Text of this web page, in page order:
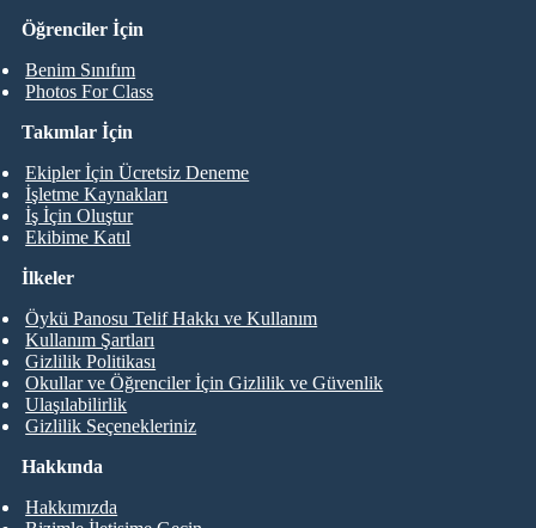
Öğrenciler İçin
Benim Sınıfım
Photos For Class
Takımlar İçin
Ekipler İçin Ücretsiz Deneme
İşletme Kaynakları
İş İçin Oluştur
Ekibime Katıl
Hakkında
Hakkımızda
İlkeler
Öykü Panosu Telif Hakkı ve Kullanım
Kullanım Şartları
Gizlilik Politikası
Okullar ve Öğrenciler İçin Gizlilik ve Güvenlik
Ulaşılabilirlik
Gizlilik Seçenekleriniz